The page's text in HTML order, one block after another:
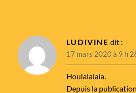
LUDIVINE dit :
17 mars 2020 à 9 h
Houlalalala.
Depuis la